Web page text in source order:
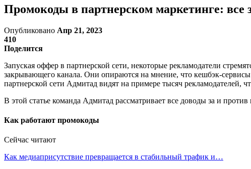
Промокоды в партнерском маркетинге: все
Опубликовано Апр 21, 2023
410
Поделится
Запуская оффер в партнерской сети, некоторые рекламодатели
закрывающего канала. Они опираются на мнение, что кешбэк-
партнерской сети Адмитад видят на примере тысяч рекламодателей,
В этой статье команда Адмитад рассматривает все доводы за и
Как работают промокоды
Сейчас читают
Как медиаприсутствие превращается в стабильный трафик и…